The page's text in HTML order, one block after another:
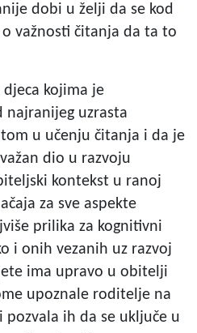
dobi u želji da se kod
važnosti čitanja da ta to
kojima je
najranijeg uzrasta
u učenju čitanja i da je
dio u razvoju
kontekst u ranoj
za sve aspekte
prilika za kognitivni
i onih vezanih uz razvoj
ima upravo u obitelji
upoznale roditelje na
ih da se uključe u